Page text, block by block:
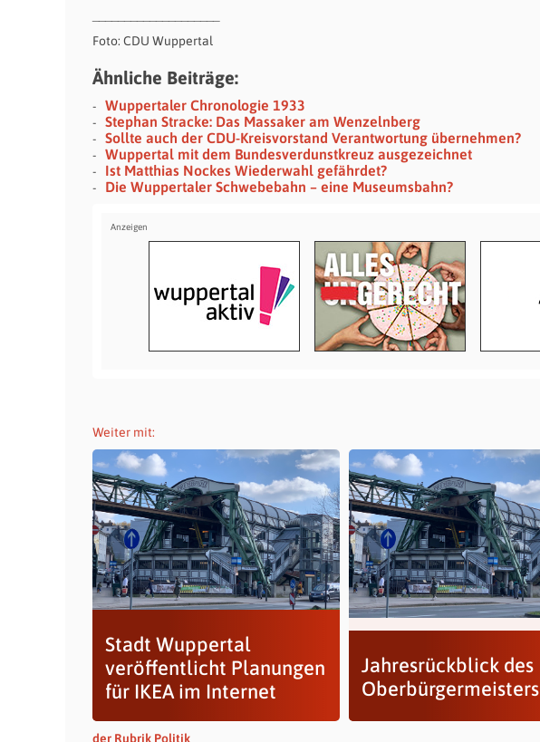
Foto: CDU Wuppertal
Ähnliche Beiträge:
Wuppertaler Chronologie 1933
Stephan Stracke: Das Massaker am Wenzelnberg
Sollte auch der CDU-Kreisvorstand Verantwortung übernehmen?
Wuppertal mit dem Bundesverdunstkreuz ausgezeichnet
Ist Matthias Nockes Wiederwahl gefährdet?
Die Wuppertaler Schwebebahn – eine Museumsbahn?
Weiter mit:
Stadt Wuppertal
veröffentlicht Planungen
für IKEA im Internet
Jahresrückblick des
Oberbürgermeisters
der Rubrik Politik